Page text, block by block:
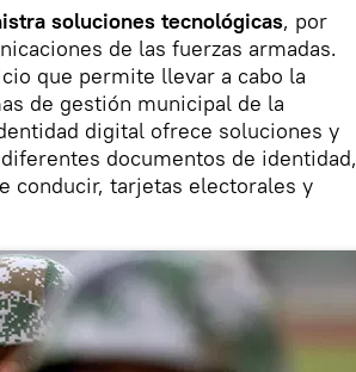
soluciones tecnológicas, por
de las fuerzas armadas.
que permite llevar a cabo la
de gestión municipal de la
digital ofrece soluciones y
documentos de identidad,
conducir, tarjetas electorales y